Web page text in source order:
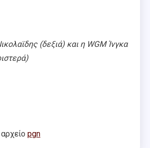
(δεξιά) και η WGM Ίνγκα
pgn